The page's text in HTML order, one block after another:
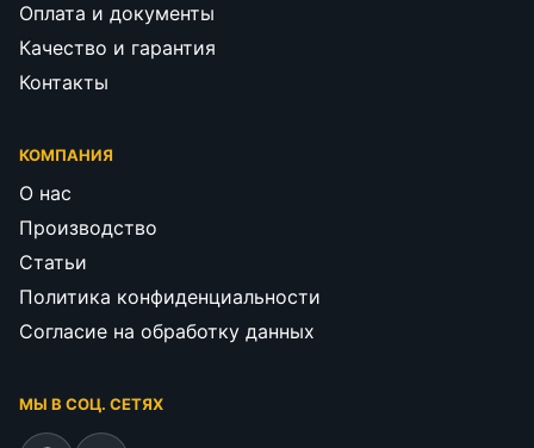
Оплата и документы
Качество и гарантия
Контакты
КОМПАНИЯ
О нас
Производство
Статьи
Политика конфиденциальности
Согласие на обработку данных
МЫ В СОЦ. СЕТЯХ